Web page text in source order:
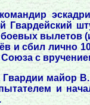
Гвардейский
вылетов
и сбил лично
Союза с
Гвардии майор
и